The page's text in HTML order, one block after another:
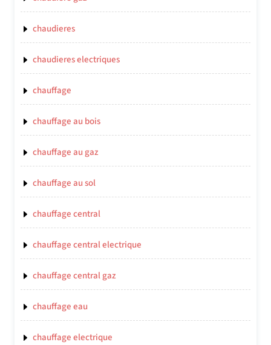
chaudieres
chaudieres electriques
chauffage
chauffage au bois
chauffage au gaz
chauffage au sol
chauffage central
chauffage central electrique
chauffage central gaz
chauffage eau
chauffage electrique